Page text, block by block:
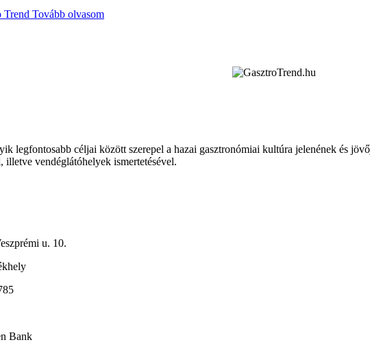
Trend Tovább olvasom
legfontosabb céljai között szerepel a hazai gasztronómiai kultúra jelenének és
vendéglátóhelyek ismertetésével.
u. 10.
Bank